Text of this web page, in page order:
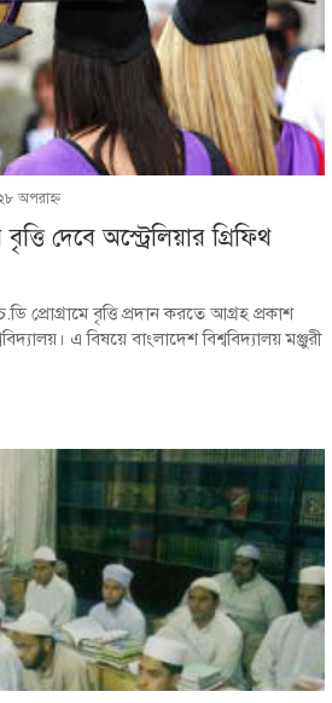
অপরাহ্ণ
বৃত্তি দেবে অস্ট্রেলিয়ার গ্রিফিথ
প্রোগ্রামে বৃত্তি প্রদান করতে আগ্রহ প্রকাশ
এ বিষয়ে বাংলাদেশ বিশ্ববিদ্যালয় মঞ্জুরী